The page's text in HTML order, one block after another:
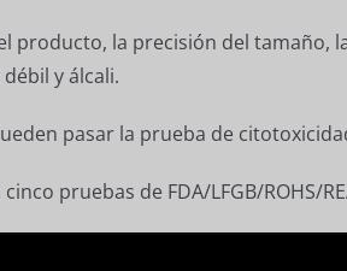
producto, la precisión del tamaño,
y álcali.
pasar la prueba de
pruebas de FDA/LFGB/ROHS/